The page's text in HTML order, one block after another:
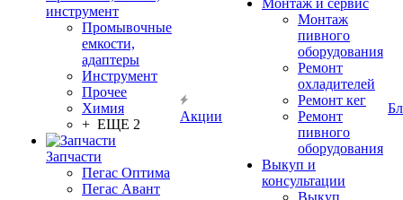
инструмент
Промывочные
емкости,
адаптеры
Инструмент
Прочее
Химия
+ ЕЩЕ 2
Запчасти
Пегас Оптима
Пегас Авант
Акции
Монтаж и сервис
Монтаж
пивного
оборудования
Ремонт
охладителей
Ремонт кег
Ремонт
пивного
оборудования
Выкуп и
консультации
Выкуп